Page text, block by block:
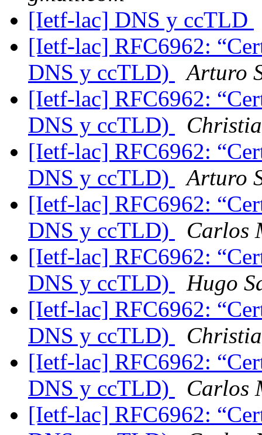
[Ietf-lac] DNS y ccTLD
[Ietf-lac] RFC6962:
DNS y ccTLD)
Arturo
[Ietf-lac] RFC6962:
DNS y ccTLD)
[Ietf-lac] RFC6962:
DNS y ccTLD)
Arturo
[Ietf-lac] RFC6962:
DNS y ccTLD)
Carlos
[Ietf-lac] RFC6962:
DNS y ccTLD)
Hugo
[Ietf-lac] RFC6962:
DNS y ccTLD)
[Ietf-lac] RFC6962:
DNS y ccTLD)
Carlos
[Ietf-lac] RFC6962: